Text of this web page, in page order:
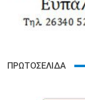
ΠΡΩΤΟΣΕΛΙΔΑ